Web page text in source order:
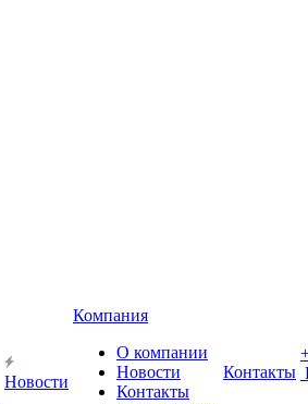
Новости
Компания
О компании
Новости
Контакты
Контакты